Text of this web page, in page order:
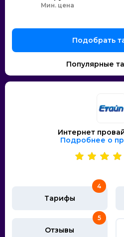
Мин. цена
Интернет
Подробнее о
Тарифы
4
Отзывы
5